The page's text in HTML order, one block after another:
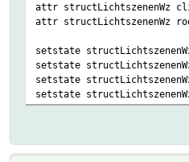
attr structLichtszenenWz
attr structLichtszenenWz
setstate
setstate structLichtszenenWz
setstate structLichtszenenWz
setstate